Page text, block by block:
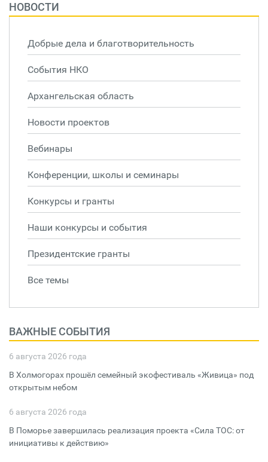
НОВОСТИ
Добрые дела и благотворительность
События НКО
Архангельская область
Новости проектов
Вебинары
Конференции, школы и семинары
Конкурсы и гранты
Наши конкурсы и события
Президентские гранты
Все темы
ВАЖНЫЕ СОБЫТИЯ
6 августа 2026 года
В Холмогорах прошёл семейный экофестиваль «Живица» под
открытым небом
6 августа 2026 года
В Поморье завершилась реализация проекта «Сила ТОС: от
инициативы к действию»